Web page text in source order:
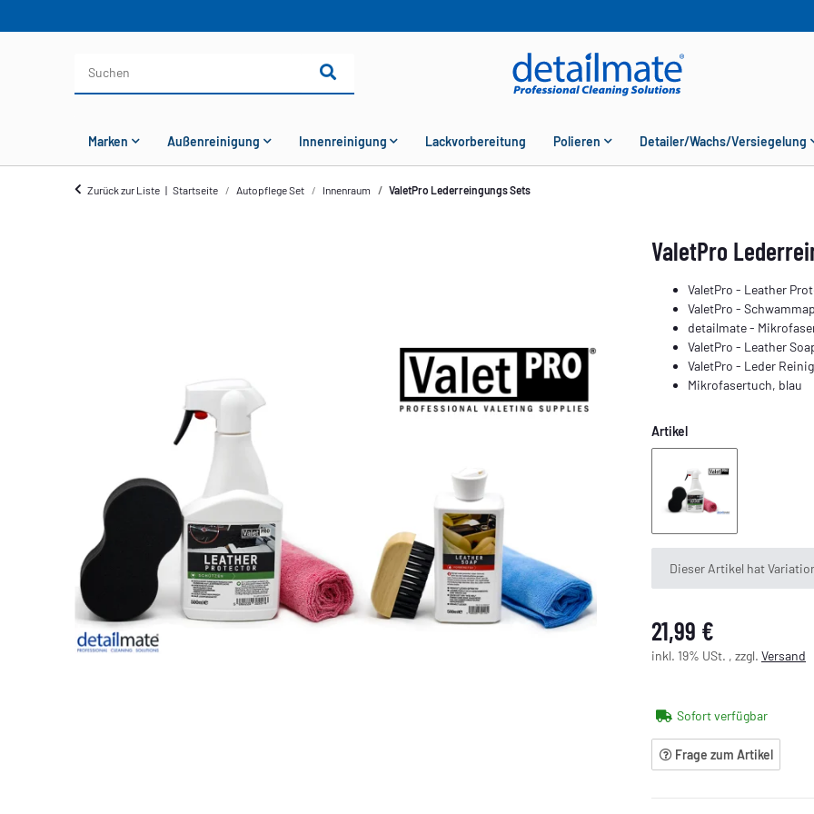
Marken Außenreinigung Innenreinigung Lackvorbereitung Polieren Detailer/Wachs/Versiegelung
Zurück zur Liste Startseite Autopflege Set Innenraum ValetPro Lederreingungs Sets
ValetPro
ValetPro - Leather
ValetPro -
detailmate -
ValetPro - Leather
ValetPro - Leder
Mikrofasertuch, blau
Artikel
x
Dieser Artikel hat
21,99 €
inkl. 19% USt. , zzgl. Versand
Sofort verfügbar
Frage zum Artikel